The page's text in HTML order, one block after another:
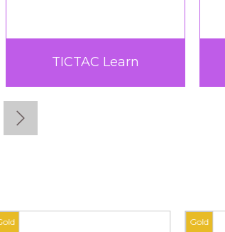
TICTAC Learn
Gold Gold